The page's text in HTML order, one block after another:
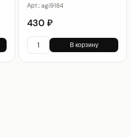
Арт.:agi9184
430 ₽
В корзину